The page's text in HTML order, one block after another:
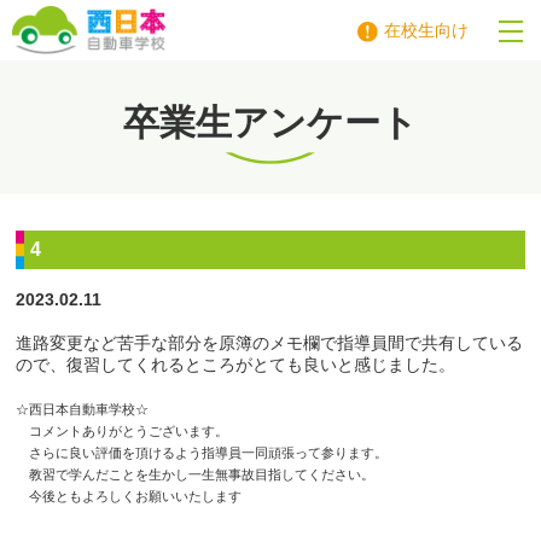
在校生向け
卒業生アンケート
4
2023.02.11
進路変更など苦手な部分を原簿のメモ欄で指導員間で共有している
ので、復習してくれるところがとても良いと感じました。
☆西日本自動車学校☆
コメントありがとうございます。
さらに良い評価を頂けるよう指導員一同頑張って参ります。
教習で学んだことを生かし一生無事故目指してください。
今後ともよろしくお願いいたします